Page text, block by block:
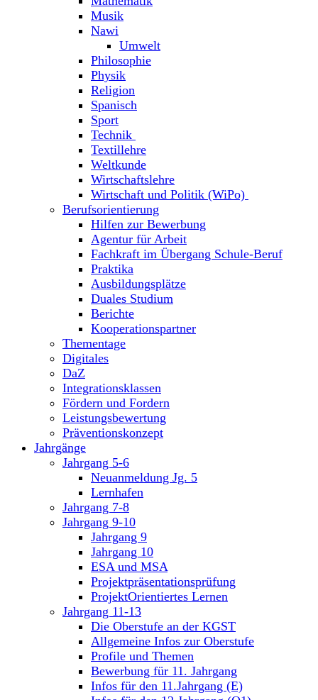
Musik
Nawi
Umwelt
Philosophie
Physik
Religion
Spanisch
Sport
Technik
Textillehre
Weltkunde
Wirtschaftslehre
Wirtschaft und Politik (WiPo)
Berufsorientierung
Hilfen zur Bewerbung
Agentur für Arbeit
Fachkraft im Übergang Schule-Beruf
Praktika
Ausbildungsplätze
Duales Studium
Berichte
Kooperationspartner
Thementage
Digitales
DaZ
Integrationsklassen
Fördern und Fordern
Leistungsbewertung
Präventionskonzept
Jahrgänge
Jahrgang 5-6
Neuanmeldung Jg. 5
Lernhafen
Jahrgang 7-8
Jahrgang 9-10
Jahrgang 9
Jahrgang 10
ESA und MSA
Projektpräsentationsprüfung
ProjektOrientiertes Lernen
Jahrgang 11-13
Die Oberstufe an der KGST
Allgemeine Infos zur Oberstufe
Profile und Themen
Bewerbung für 11. Jahrgang
Infos für den 11.Jahrgang (E)